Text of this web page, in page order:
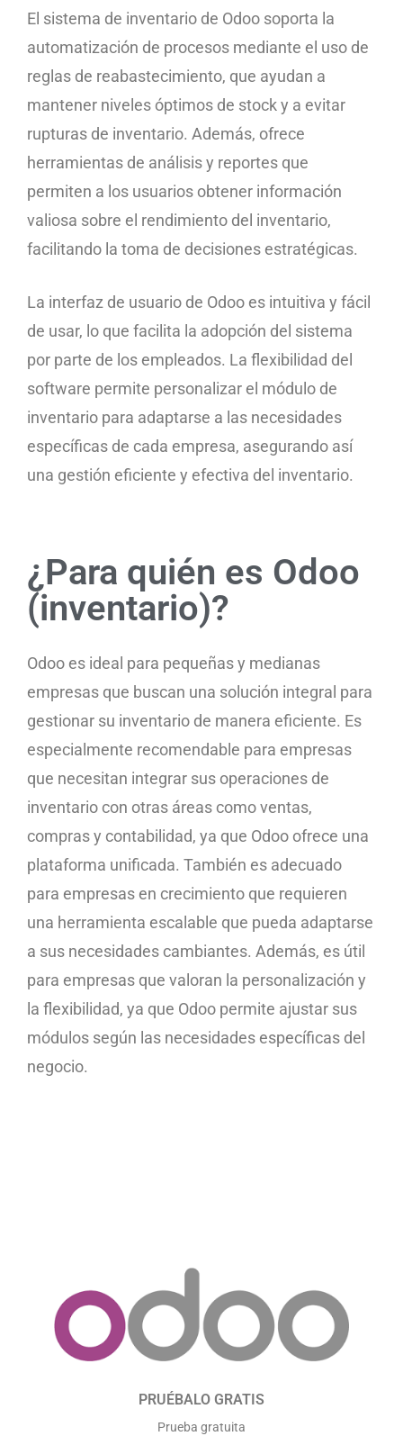
El sistema de inventario de Odoo soporta la
automatización de procesos mediante el uso de
reglas de reabastecimiento, que ayudan a
mantener niveles óptimos de stock y a evitar
rupturas de inventario. Además, ofrece
herramientas de análisis y reportes que
permiten a los usuarios obtener información
valiosa sobre el rendimiento del inventario,
facilitando la toma de decisiones estratégicas.
La interfaz de usuario de Odoo es intuitiva y fácil
de usar, lo que facilita la adopción del sistema
por parte de los empleados. La flexibilidad del
software permite personalizar el módulo de
inventario para adaptarse a las necesidades
específicas de cada empresa, asegurando así
una gestión eficiente y efectiva del inventario.
¿Para quién es Odoo
(inventario)?
Odoo es ideal para pequeñas y medianas
empresas que buscan una solución integral para
gestionar su inventario de manera eficiente. Es
especialmente recomendable para empresas
que necesitan integrar sus operaciones de
inventario con otras áreas como ventas,
compras y contabilidad, ya que Odoo ofrece una
plataforma unificada. También es adecuado
para empresas en crecimiento que requieren
una herramienta escalable que pueda adaptarse
a sus necesidades cambiantes. Además, es útil
para empresas que valoran la personalización y
la flexibilidad, ya que Odoo permite ajustar sus
módulos según las necesidades específicas del
negocio.
PRUÉBALO GRATIS
Prueba gratuita